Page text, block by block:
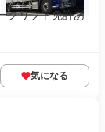
クリフト免許あ
気になる